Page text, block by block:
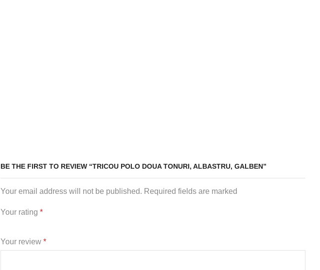
BE THE FIRST TO REVIEW “TRICOU POLO DOUA TONURI, ALBASTRU, GALBEN”
Your email address will not be published. Required fields are marked
Your rating *
Your review *